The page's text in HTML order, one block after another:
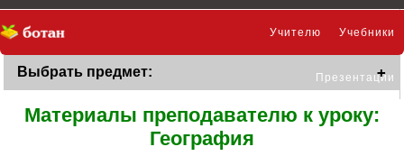
Учебники
Учителю
Презентации
Выбрать предмет:
Материалы преподавателю к уроку:
География